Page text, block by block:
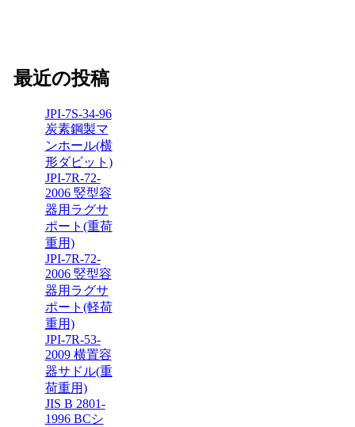
最近の投稿
JPI-7S-34-96
炭素鋼製マ
ンホール(横
形ダビット)
JPI-7R-72-
2006 竪型容
器用ラグサ
ポート(重荷
重用)
JPI-7R-72-
2006 竪型容
器用ラグサ
ポート(軽荷
重用)
JPI-7R-53-
2009 横置容
器サドル(重
荷重用)
JIS B 2801-
1996 BCシ